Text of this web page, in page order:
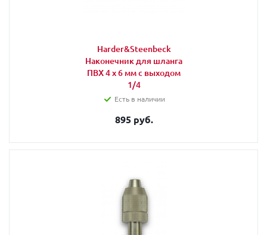
Harder&Steenbeck
Наконечник для шланга
ПВХ 4 х 6 мм с выходом
1/4
Есть в наличии
895 руб.